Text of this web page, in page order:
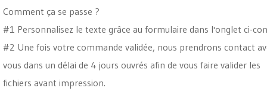
Comment ça se passe ?
#1 Personnalisez le texte grâce au formulaire dans l'onglet ci-
#2 Une fois votre commande validée, nous prendrons contact
vous dans un délai de 4 jours ouvrés afin de vous faire valider les
fichiers avant impression.